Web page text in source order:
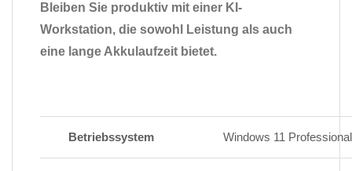
Bleiben Sie produktiv mit einer KI-
Workstation, die sowohl Leistung als auch
eine lange Akkulaufzeit bietet.
Betriebssystem Windows 11 Professional